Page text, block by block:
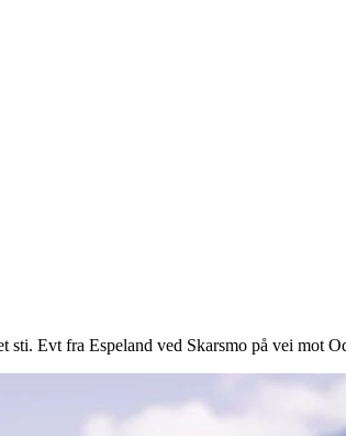
sti. Evt fra Espeland ved Skarsmo på vei mot